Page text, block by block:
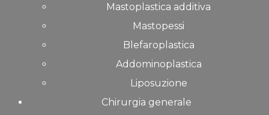
Mastoplastica additiva
Mastopessi
Blefaroplastica
Addominoplastica
Liposuzione
Chirurgia generale